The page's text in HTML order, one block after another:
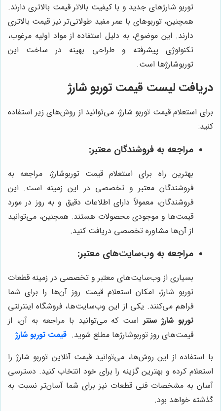
توربو شارژهای جدید و با کیفیت بالاتر قیمت بالاتری دارند.
همچنین، توربوهای با عمر مفید طولانی‌تر نیز قیمت بالاتری
دارند. این موضوع، به دلیل استفاده از مواد اولیه مرغوب،
تکنولوژی پیشرفته و طراحی بهینه در ساخت این
توربوشارژها است.
دریافت لیست قیمت توربو شارژ
برای استعلام قیمت توربو شارژ، می‌توانید از روش‌های زیر استفاده
کنید:
مراجعه به فروشندگان معتبر:
بهترین راه برای استعلام قیمت توربوشارژ، مراجعه به
فروشندگان معتبر و تخصصی در این زمینه است. این
فروشندگان، معمولاً دارای اطلاعات دقیق و به روز در مورد
قیمت‌ها و موجودی محصولات هستند. همچنین، می‌توانید
از آن‌ها مشاوره تخصصی دریافت کنید.
مراجعه به وب‌سایت‌های معتبر:
بسیاری از وب‌سایت‌های معتبر و تخصصی در زمینه قطعات
توربو شارژ، امکان استعلام قیمت روز آن‌ها را برای شما
فراهم می‌کنند. یکی از این وب‌سایت‌ها، فروشگاه اینترنتی
توربو شارژ سنتراست که می‌توانید با مراجعه به آن، از
قیمت‌های روز توربوشارژها مطلع شوید. قیمت توربو شارژ
با استفاده از این روش‌ها، می‌توانید قیمت آنلاین توربو شارژ را
استعلام کرده و بهترین گزینه را برای خود انتخاب کنید. دسترسی
آسان به مشخصات فنی قطعات نیز برای شما آسان‌تر نسبت به
گذشته خواهد بود.